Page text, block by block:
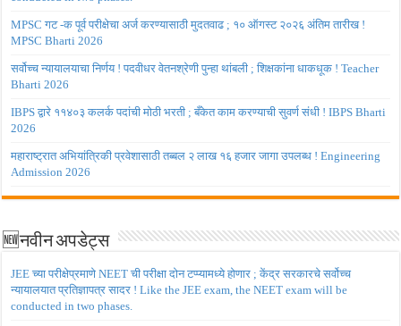
MPSC गट -क पूर्व परीक्षेचा अर्ज करण्यासाठी मुदतवाढ ; १० ऑगस्ट २०२६ अंतिम तारीख !
MPSC Bharti 2026
सर्वोच्च न्यायालयाचा निर्णय ! पदवीधर वेतनश्रेणी पुन्हा थांबली ; शिक्षकांना धाकधूक ! Teacher
Bharti 2026
IBPS द्वारे ११४०३ कलर्क पदांची मोठी भरती ; बँकेत काम करण्याची सुवर्ण संधी ! IBPS Bharti
2026
महाराष्ट्रात अभियांत्रिकी प्रवेशासाठी तब्बल २ लाख १६ हजार जागा उपलब्ध ! Engineering
Admission 2026
🆕नवीन अपडेट्स
JEE च्या परीक्षेप्रमाणे NEET ची परीक्षा दोन टप्प्यामध्ये होणार ; केंद्र सरकारचे सर्वोच्च
न्यायालयात प्रतिज्ञापत्र सादर ! Like the JEE exam, the NEET exam will be
conducted in two phases.